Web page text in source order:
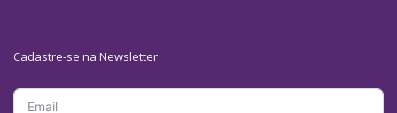
Cadastre-se na Newsletter